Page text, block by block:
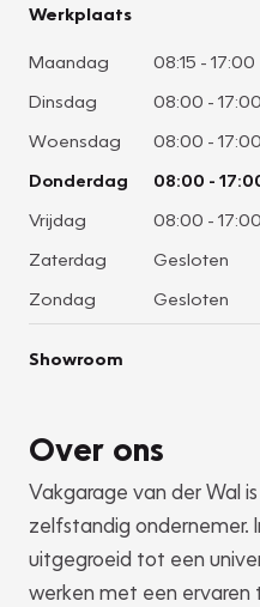
Werkplaats
Maandag 08:15 - 17:00
Dinsdag
08:00 - 17:00
Woensdag
08:00 - 17:00
Donderdag
08:00 -
Vrijdag
08:00 - 17:00
Zaterdag
Gesloten
Zondag
Gesloten
Showroom
Over ons
Vakgarage van der Wal
zelfstandig ondernemer.
uitgegroeid tot een
werken met een ervaren